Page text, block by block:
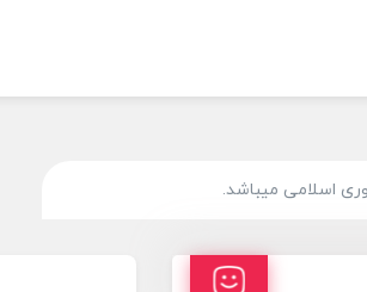
اسلامی میباشد.